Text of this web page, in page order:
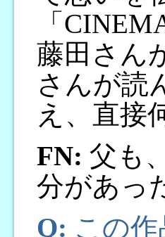
「
藤田さん
さんが読
え、直接
FN: 父も
分があっ
Q: この